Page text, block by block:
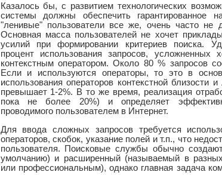
Казалось бы, с развитием технологических
системы должны обеспечить гарантированное
"ленивые" пользователи все же, очень часто не
Основная масса пользователей не хочет
усилий при формировании критериев поиска.
процент использования запросов,
контекстным оператором. Около 80 % запросов
Если и используются операторы, то это в
использования операторов контекстной близости
превышает 1-2%. В то же время, реализация
пока не более 20%) и определяет
проводимого пользователем в Интернет.
Для ввода сложных запросов требуется
операторов, скобок, указание полей и т.п., что
пользователя. Поисковые службы обычно
умолчанию) и расширенный (называемый в
или профессиональным), однако главная задача